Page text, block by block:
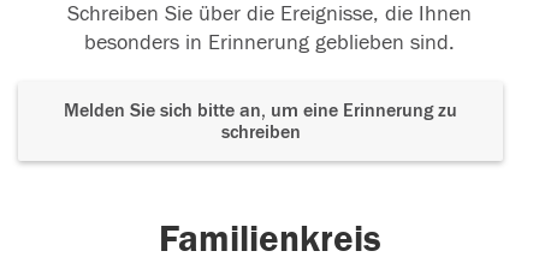
Schreiben Sie über die Ereignisse, die Ihnen
besonders in Erinnerung geblieben sind.
Melden Sie sich bitte an, um eine Erinnerung zu
schreiben
Familienkreis